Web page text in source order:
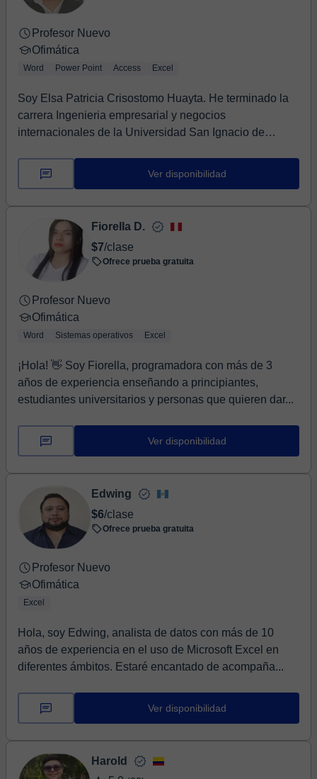
Profesor Nuevo
Ofimática
Word Power Point Access Excel
Soy Elsa Patricia Crisostomo Huayta. He terminado la
carrera Ingenieria empresarial y negocios
internacionales de la Universidad San Ignacio de
Ver disponibilidad
Fiorella D.
$7/clase
Ofrece prueba gratuita
Profesor Nuevo
Ofimática
Word Sistemas operativos Excel
¡Hola! 👋 Soy Fiorella, programadora con más de 3
años de experiencia enseñando a principiantes,
estudiantes universitarios y personas que quieren dar...
Ver disponibilidad
Edwing
$6/clase
Ofrece prueba gratuita
Profesor Nuevo
Ofimática
Excel
Hola, soy Edwing, analista de datos con más de 10
años de experiencia en el uso de Microsoft Excel en
diferentes ámbitos. Estaré encantado de acompaña...
Ver disponibilidad
Harold